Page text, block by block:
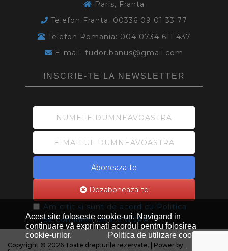
Paris, Franta
Telefon Franta: 00336 09 01 33 77
Telefon Romania: 004 0734 611 437
E-mail: tudor.banus@gmail.com
INSCRIE-TE LA NEWSLETTER
Aboneaza-te
Dezaboneaza-te
Am citit și sunt de acord cu Politica
de confidentialitate GDPR
Copyright © 2026 Toate drepturile rezervate. | Power by
Acest site foloseste cookie-uri. Navigand in
continuare vă exprimati acordul pentru folosirea
cookie-urilor.
Politica de utilizare cookie